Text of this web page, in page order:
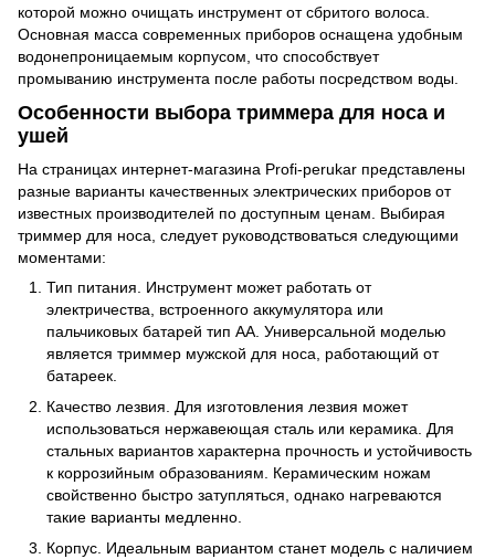
которой можно очищать инструмент от сбритого волоса.
Основная масса современных приборов оснащена удобным
водонепроницаемым корпусом, что способствует
промыванию инструмента после работы посредством воды.
Особенности выбора триммера для носа и
ушей
На страницах интернет-магазина Profi-perukar представлены
разные варианты качественных электрических приборов от
известных производителей по доступным ценам. Выбирая
триммер для носа, следует руководствоваться следующими
моментами:
Тип питания. Инструмент может работать от
электричества, встроенного аккумулятора или
пальчиковых батарей тип АА. Универсальной моделью
является триммер мужской для носа, работающий от
батареек.
Качество лезвия. Для изготовления лезвия может
использоваться нержавеющая сталь или керамика. Для
стальных вариантов характерна прочность и устойчивость
к коррозийным образованиям. Керамическим ножам
свойственно быстро затупляться, однако нагреваются
такие варианты медленно.
Корпус. Идеальным вариантом станет модель с наличием